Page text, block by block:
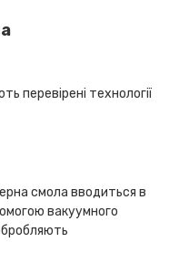
перевірені технології
смола вводиться в
вакуумного